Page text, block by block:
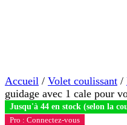
Accueil / Volet coulissant /
guidage avec 1 cale pour
Jusqu'à 44 en stock (selon la
Pro : Connectez-vous